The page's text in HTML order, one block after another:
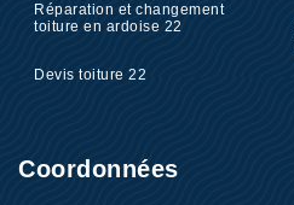
Réparation et changement
toiture en ardoise 22
Devis toiture 22
Coordonnées